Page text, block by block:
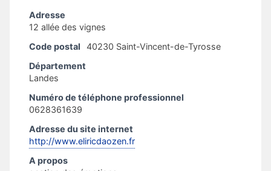
Adresse
12 allée des vignes
Code postal
40230 Saint-Vincent-de-Tyrosse
Département
Landes
Numéro de téléphone professionnel
0628361639
Adresse du site internet
http://www.eliricdaozen.fr
A propos